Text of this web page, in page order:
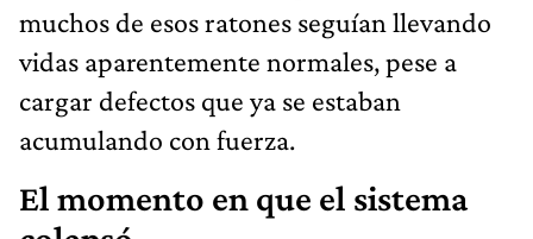
muchos de esos ratones seguían llevando
vidas aparentemente normales, pese a
cargar defectos que ya se estaban
acumulando con fuerza.
El momento en que el sistema